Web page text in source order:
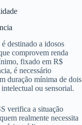
destinado a idosos
comprovem renda
fixado em R$
é necessário
duração mínima de dois
ou sensorial.
verifica a situação
realmente necessita